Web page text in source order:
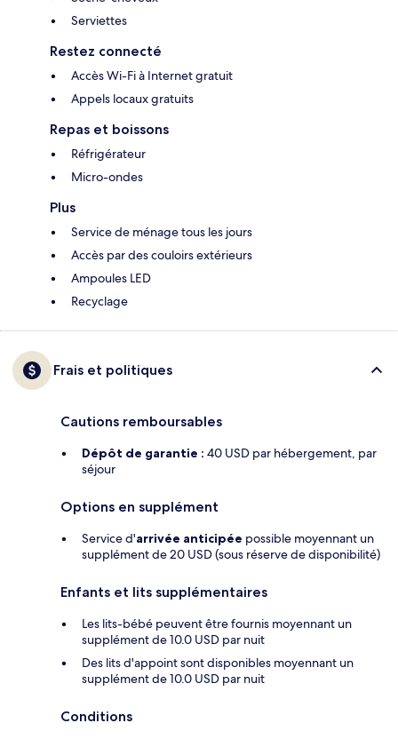
Serviettes
Restez connecté
Accès Wi-Fi à Internet gratuit
Appels locaux gratuits
Repas et boissons
Réfrigérateur
Micro-ondes
Plus
Service de ménage tous les jours
Accès par des couloirs extérieurs
Ampoules LED
Recyclage
Frais et politiques
Cautions remboursables
Dépôt de garantie : 40 USD par hébergement, par
séjour
Options en supplément
Service d'arrivée anticipée possible moyennant un
supplément de 20 USD (sous réserve de disponibilité)
Enfants et lits supplémentaires
Les lits-bébé peuvent être fournis moyennant un
supplément de 10.0 USD par nuit
Des lits d'appoint sont disponibles moyennant un
supplément de 10.0 USD par nuit
Conditions